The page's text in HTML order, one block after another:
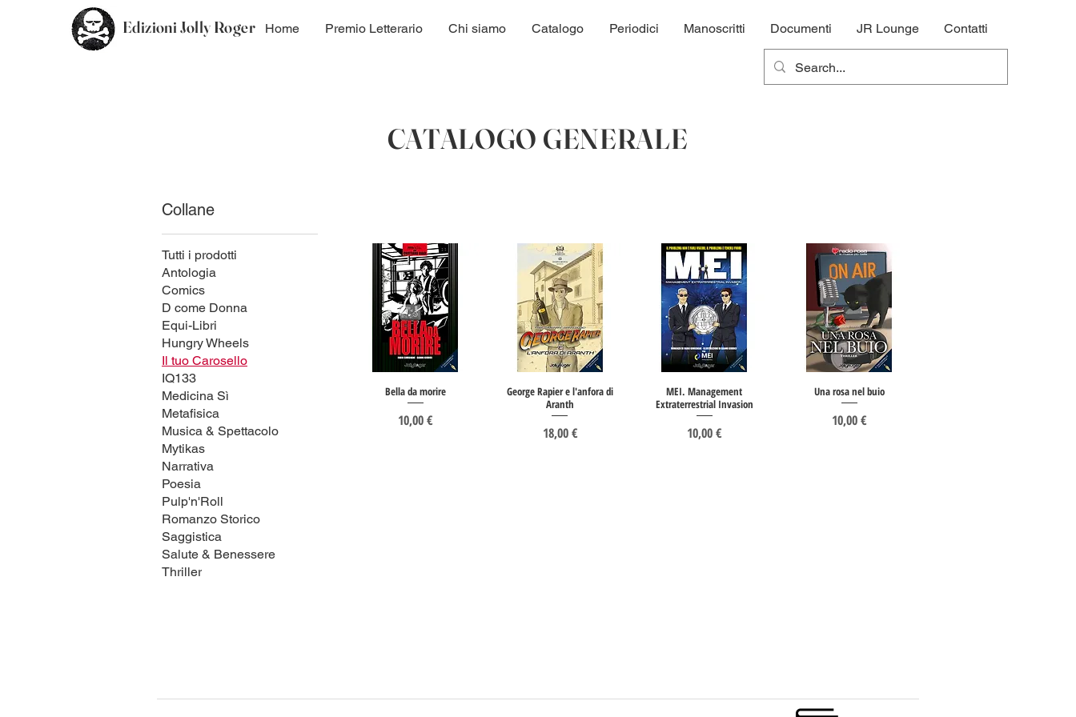
Edizioni Jolly Roger Home Premio Letterario Chi siamo Catalogo Periodici Manoscritti Documenti JR Lounge Contatti
CATALOGO GENERALE
Collane
Tutti i prodotti
Antologia
Comics
D come Donna
Equi-Libri
Hungry Wheels
Il tuo Carosello
IQ133
Medicina Sì
Metafisica
Musica & Spettacolo
Mytikas
Narrativa
Poesia
Pulp'n'Roll
Romanzo Storico
Saggistica
Salute & Benessere
Thriller
Bella da morire
Prezzo
10,00 €
George Rapier e l'anfora di
Aranth
Prezzo
18,00 €
MEI. Management
Extraterrestrial Invasion
Prezzo
10,00 €
Una rosa nel buio
Prezzo
10,00 €